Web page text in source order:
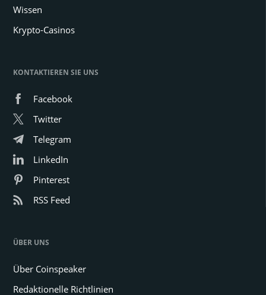
Wissen
Krypto-Casinos
KONTAKTIEREN SIE UNS
Facebook
Twitter
Telegram
LinkedIn
Pinterest
RSS Feed
ÜBER UNS
Über Coinspeaker
Redaktionelle Richtlinien